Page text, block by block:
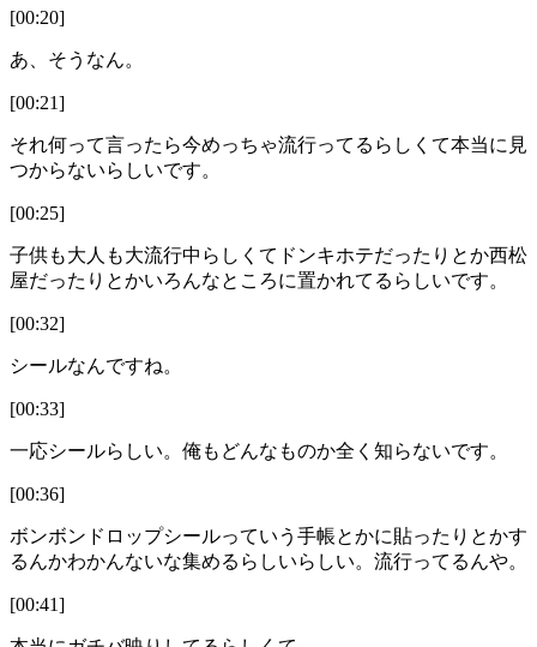
[00:20]
あ、そうなん。
[00:21]
それ何って言ったら今めっちゃ流行ってるらしくて本当に見
つからないらしいです。
[00:25]
子供も大人も大流行中らしくてドンキホテだったりとか西松
屋だったりとかいろんなところに置かれてるらしいです。
[00:32]
シールなんですね。
[00:33]
一応シールらしい。俺もどんなものか全く知らないです。
[00:36]
ボンボンドロップシールっていう手帳とかに貼ったりとかす
るんかわかんないな集めるらしいらしい。流行ってるんや。
[00:41]